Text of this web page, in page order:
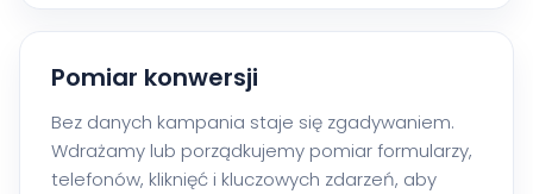
Pomiar konwersji
Bez danych kampania staje się zgadywaniem.
Wdrażamy lub porządkujemy pomiar formularzy,
telefonów, kliknięć i kluczowych zdarzeń, aby